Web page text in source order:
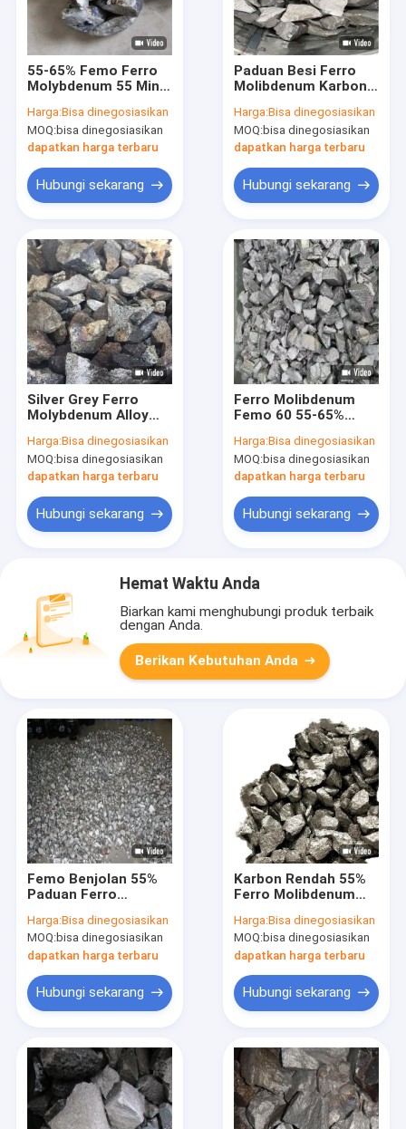
55-65% Femo Ferro
Molybdenum 55 Min
Perak
Harga:Bisa dinegosiasikan
MOQ:bisa dinegosiasikan
dapatkan harga terbaru
Hubungi sekarang
Paduan Besi Ferro
Molibdenum Karbon
Harga:Bisa dinegosiasikan
MOQ:bisa dinegosiasikan
dapatkan harga terbaru
Hubungi sekarang
Silver Grey Ferro
Molybdenum Alloy
Pengecoran Bahan
Pengelasan
Harga:Bisa dinegosiasikan
MOQ:bisa dinegosiasikan
dapatkan harga terbaru
Hubungi sekarang
Ferro Molibdenum
Femo 60 55-65%
Untuk Pembuatan
Baja
Harga:Bisa dinegosiasikan
MOQ:bisa dinegosiasikan
dapatkan harga terbaru
Hubungi sekarang
Hemat Waktu Anda
Biarkan kami menghubungi produk terbaik
dengan Anda.
Berikan Kebutuhan Anda
Femo Benjolan 55%
Paduan Ferro
50mm
Harga:Bisa dinegosiasikan
MOQ:bisa dinegosiasikan
dapatkan harga terbaru
Hubungi sekarang
Karbon Rendah 55%
Ferro Molibdenum
Harga:Bisa dinegosiasikan
MOQ:bisa dinegosiasikan
dapatkan harga terbaru
Hubungi sekarang